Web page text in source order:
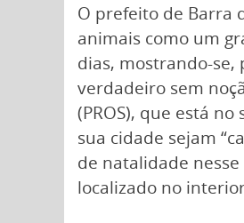
O prefeito de Barra
animais como um
dias, mostrando-se,
verdadeiro sem
(PROS), que está
sua cidade sejam
de natalidade
localizado no